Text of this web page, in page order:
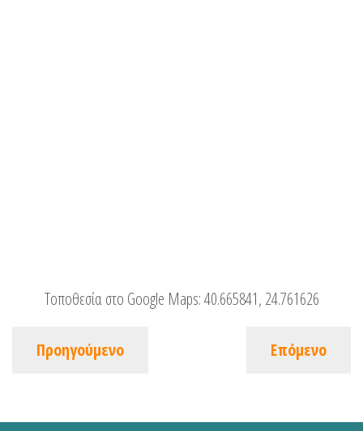
Τοποθεσία στο Google Maps:40.665841, 24.761626
Προηγούμενο Επόμενο